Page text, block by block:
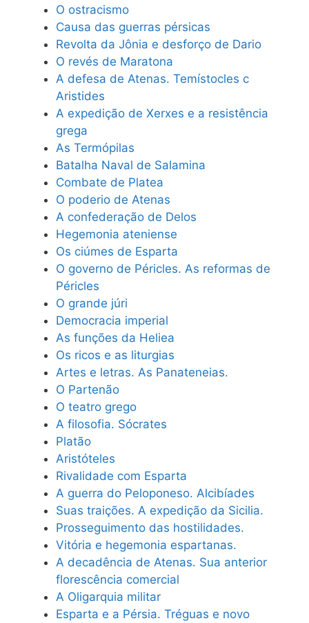
O ostracismo
Causa das guerras pérsicas
Revolta da Jônia e desforço de Dario
O revés de Maratona
A defesa de Atenas. Temístocles c
Aristides
A expedição de Xerxes e a resistência
grega
As Termópilas
Batalha Naval de Salamina
Combate de Platea
O poderio de Atenas
A confederação de Delos
Hegemonia ateniense
Os ciúmes de Esparta
O governo de Péricles. As reformas de
Péricles
O grande júri
Democracia imperial
As funções da Heliea
Os ricos e as liturgias
Artes e letras. As Panateneias.
O Partenão
O teatro grego
A filosofia. Sócrates
Platão
Aristóteles
Rivalidade com Esparta
A guerra do Peloponeso. Alcibíades
Suas traições. A expedição da Sicilia.
Prosseguimento das hostilidades.
Vitória e hegemonia espartanas.
A decadência de Atenas. Sua anterior
florescência comercial
A Oligarquia militar
Esparta e a Pérsia. Tréguas e novo